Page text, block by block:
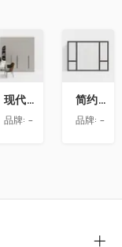
收
藏
现代衣柜带转角书桌
品牌: -
收
藏
简约房屋推拉窗
品牌: -